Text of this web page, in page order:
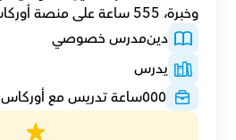
وخبرة، 555 ساعة على منصة أوركاس.
دينمدرس خصوصي
يدرس
٥٥٥ساعة تدريس مع أوركاس